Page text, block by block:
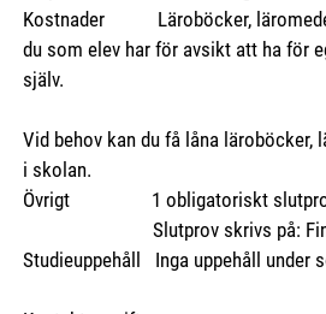
Kostnader Läroböcker,
du som elev har för avsikt att ha för
själv.
Vid behov kan du få låna läroböcker,
i skolan.
Övrigt 1 obligatoriskt slutprov
Slutprov skrivs på:
Studieuppehåll Inga uppehåll under